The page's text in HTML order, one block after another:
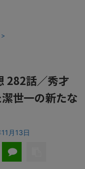
>
282話／秀才
世一の新たな
月13日